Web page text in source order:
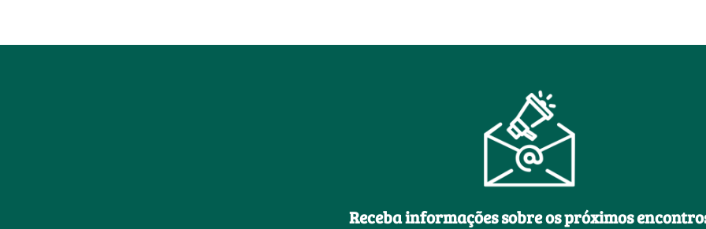
Receba informações sobre os próximos